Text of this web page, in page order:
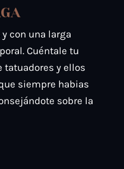
con una larga
Cuéntale tu
tatuadores y ellos
siempre habias
sobre la